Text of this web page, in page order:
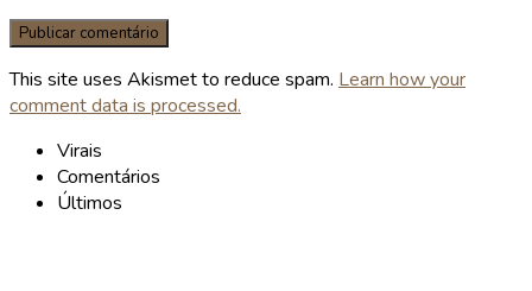
This site uses Akismet to reduce spam. Learn how your
comment data is processed.
Virais
Comentários
Últimos